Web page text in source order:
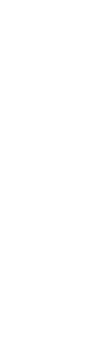
a la enfermera
que sus padres la
hospitales
escuela, el 30 de
chicas se quejó de
llevadas a un
luego de ser
escuela en buen
las cosas
13 chicas dijeron
enfermas y
centro médico.
que
un grupo de padres
de la escuela
acusando a su
que estaba
de dirigir